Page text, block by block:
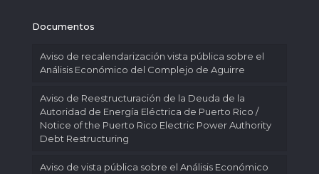
Documentos
Aviso de recalendarización vista pública sobre el
Análisis Económico del Complejo de Aguirre
Aviso de Reestructuración de la Deuda de la
Autoridad de Energía Eléctrica de Puerto Rico /
Notice of the Puerto Rico Electric Power Authority
Debt Restructuring
Aviso de vista pública sobre el Análisis Económico